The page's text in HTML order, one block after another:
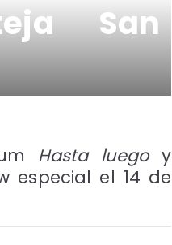
San
Hasta luegoy
especial el 14 de